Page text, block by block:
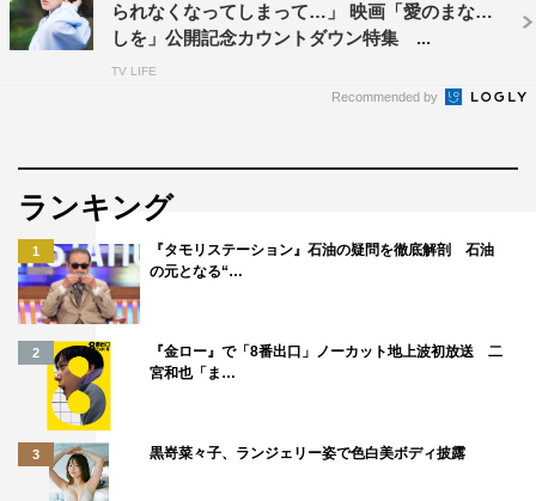
この記事の写真
中村ゆり
られなくなってしまって…」 映画「愛のまなざ
しを」公開記念カウントダウン特集 ...
TV LIFE
Recommended by
ランキング
1
『タモリステーション』石油の疑問を徹底解剖 石油
の元となる“…
2
『金ロー』で「8番出口」ノーカット地上波初放送 二
宮和也「ま…
3 黒嵜菜々子、ランジェリー姿で色白美ボディ披露